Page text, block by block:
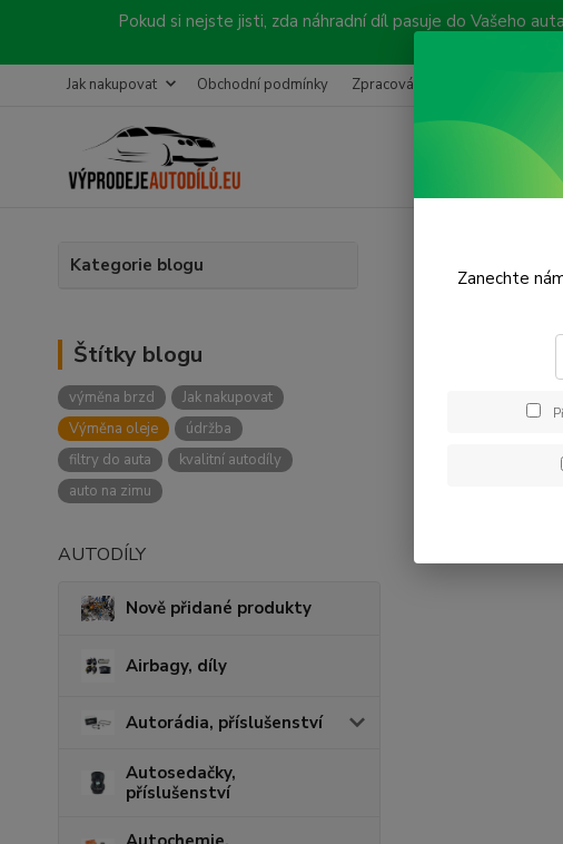
Pokud si nejste jisti, zda náhradní díl pasuje do Vašeho
Jak nakupovat Obchodní podmínky Zpracování objednávky
Kategorie blogu
Štítky blogu
výměna brzd
Jak nakupovat
Výměna oleje
údržba
filtry do auta
kvalitní autodíly
auto na zimu
AUTODÍLY
Nově přidané produkty
Airbagy, díly
Autorádia, příslušenství
Autosedačky,
příslušenství
Zanechte